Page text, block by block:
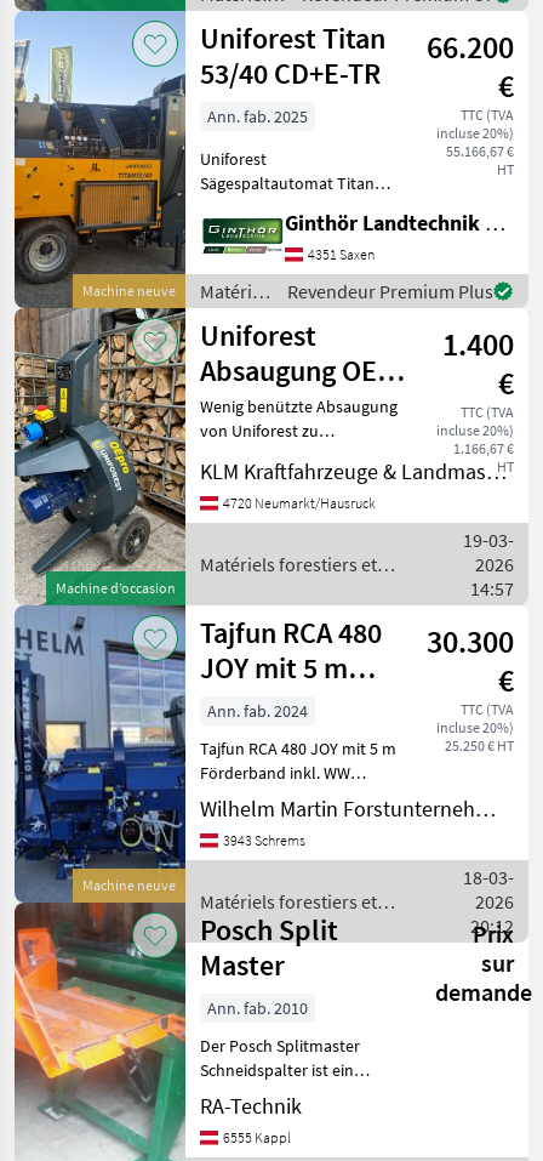
rouleaux - Convoyeur d'é
forestiers
et
matériels
pour le
travail du
Posch
Machine neuve
Uniforest Titan
53/40 CD+E-TR
66.200
€
TTC (TVA
incluse 20%)
55.166,67 €
HT
Ann. fab. 2025
Uniforest
Sägespaltautomat Titan
Stammdurchmesser + 40to
Spaltkraft +
Zapfwellenantrieb +
Elektroantrieb + Fahrwerk +
hydraulische Förderb
Ginthör Landtechnik GmbH
4351 Saxen
Matériels
forestiers
et
matériels
pour le
travail
du bois /
Uniforest
Revendeur Premium Plus
Machine d’occasion
Uniforest
Absaugung OE3
pro
1.400
€
TTC (TVA
incluse 20%)
1.166,67 €
HT
Wenig benützte Absaugung
von Uniforest zu
Passt für mehrere Modelle,
Schlauchanschluss 120mm
Matériels forestiers et
KLM Kraftfahrzeuge & Landmaschinen GmbH
4720 Neumarkt/Hausruck
Matériels forestiers et
bois / Uniforest
19-03-
2026
14:57
Machine neuve
Tajfun RCA 480
JOY mit 5 m
Förderband
30.300
€
TTC (TVA
incluse 20%)
25.250 € HT
Ann. fab. 2024
Tajfun RCA 480 JOY mit 5 m
Förderband inkl. WW
Gelenkwelle 10 bis 48 cm
Holzdurchmesser 25t
Spaltkraft
Schnittlänge 25
Wilhelm Martin Forstunternehmen GmbH
3943 Schrems
Matériels forestiers et
matériels pour le travail du
bois / Tajfun
18-03-
2026
20:12
Posch Split
Master
Prix
sur
demande
Ann. fab. 2010
Der Posch Splitmaster
Schneidspalter ist ein
leistungsstarkes und
vielseitiges Gerät, das
speziell für die effiziente
RA-Technik
6555 Kappl